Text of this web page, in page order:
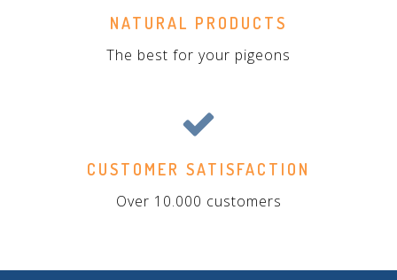
NATURAL PRODUCTS
The best for your pigeons
CUSTOMER SATISFACTION
Over 10.000 customers